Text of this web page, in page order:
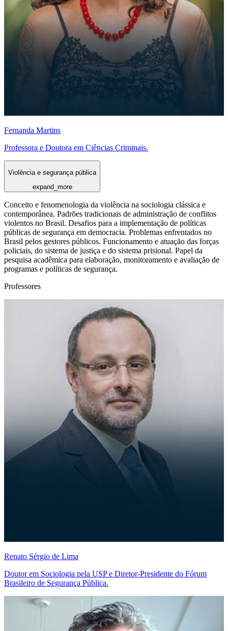
Fernanda Martins
Professora e Doutora em Ciências Criminais.
Violência e segurança pública
expand_more
Conceito e fenomenologia da violência na sociologia clássica e
contemporânea. Padrões tradicionais de administração de conflitos
violentos no Brasil. Desafios para a implementação de políticas
públicas de segurança em democracia. Problemas enfrentados no
Brasil pelos gestores públicos. Funcionamento e atuação das forças
policiais, do sistema de justiça e do sistema prisional. Papel da
pesquisa acadêmica para elaboração, monitoramento e avaliação de
programas e políticas de segurança.
Professores
Renato Sérgio de Lima
Doutor em Sociologia pela USP e Diretor-Presidente do Fórum
Brasileiro de Segurança Pública.